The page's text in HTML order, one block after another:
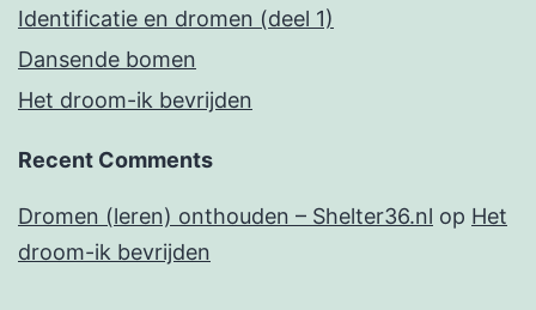
Identificatie en dromen (deel 1)
Dansende bomen
Het droom-ik bevrijden
Recent Comments
Dromen (leren) onthouden – Shelter36.nl op Het
droom-ik bevrijden